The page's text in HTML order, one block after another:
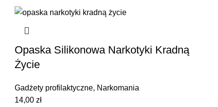
Opaska Silikonowa Narkotyki Kradną
Życie
Gadżety profilaktyczne, Narkomania
14,00 zł